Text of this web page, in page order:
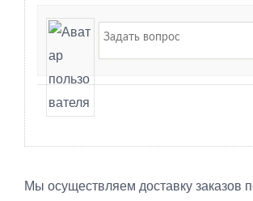
Мы осуществляем доставку заказов